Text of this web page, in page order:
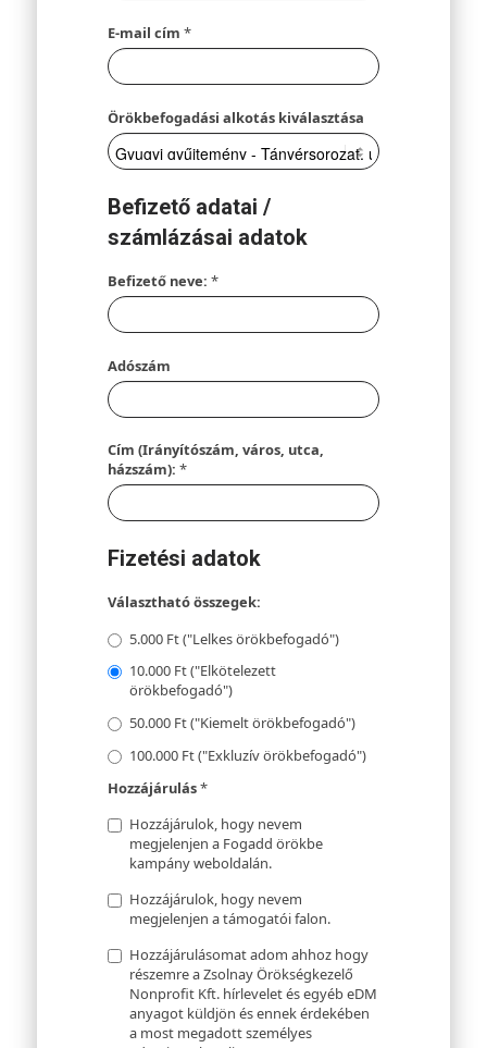
E-mail cím *
Örökbefogadási alkotás kiválasztása
Befizető adatai /
számlázásai adatok
Befizető neve: *
Adószám
Cím (Irányítószám, város, utca,
házszám): *
Fizetési adatok
Választható összegek:
5.000 Ft ("Lelkes örökbefogadó")
10.000 Ft ("Elkötelezett
örökbefogadó")
50.000 Ft ("Kiemelt örökbefogadó")
100.000 Ft ("Exkluzív örökbefogadó")
Hozzájárulás*
Hozzájárulok, hogy nevem
megjelenjen a Fogadd örökbe
kampány weboldalán.
Hozzájárulok, hogy nevem
megjelenjen a támogatói falon.
Hozzájárulásomat adom ahhoz hogy
részemre a Zsolnay Örökségkezelő
Nonprofit Kft. hírlevelet és egyéb eDM
anyagot küldjön és ennek érdekében
a most megadott személyes